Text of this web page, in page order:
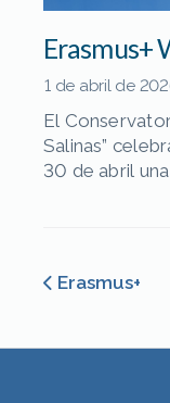
Erasmus+
1 de abril de
El
Salinas”
30 de abril
Pagès Valls
Erasmus+